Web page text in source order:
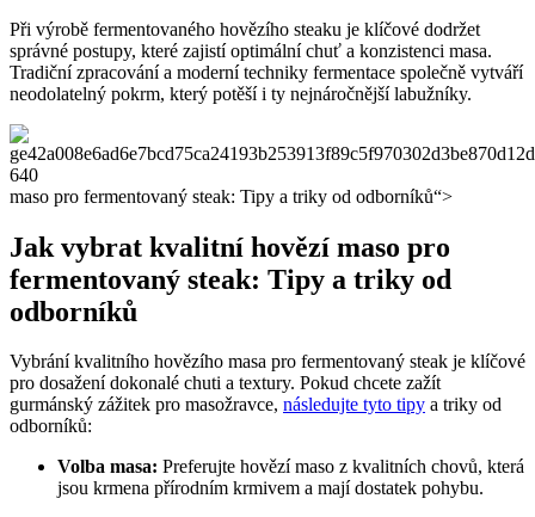
Při výrobě fermentovaného hovězího steaku je klíčové dodržet
správné postupy, které zajistí optimální chuť a konzistenci masa.
Tradiční zpracování a moderní techniky fermentace společně vytváří
neodolatelný pokrm, který potěší i ty nejnáročnější labužníky.
maso pro fermentovaný steak: Tipy a triky od odborníků“>
Jak vybrat kvalitní hovězí maso pro
fermentovaný steak: Tipy a triky od
odborníků
Vybrání kvalitního hovězího masa pro fermentovaný steak je klíčové
pro dosažení dokonalé chuti a textury. Pokud chcete zažít
gurmánský zážitek pro masožravce, následujte tyto tipy a triky od
odborníků:
Volba masa: Preferujte hovězí maso z kvalitních chovů, která
jsou krmena přírodním krmivem a mají dostatek pohybu.